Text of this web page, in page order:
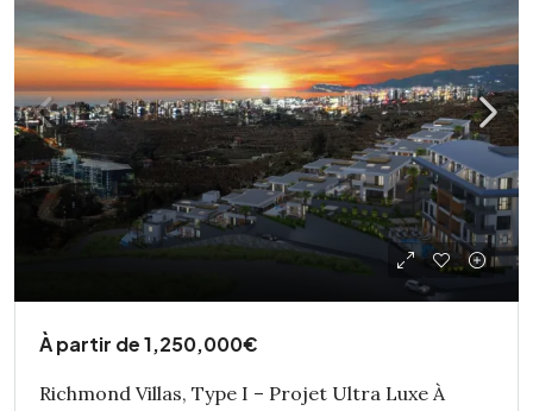
À partir de1,250,000€
Richmond Villas, Type I – Projet Ultra Luxe À